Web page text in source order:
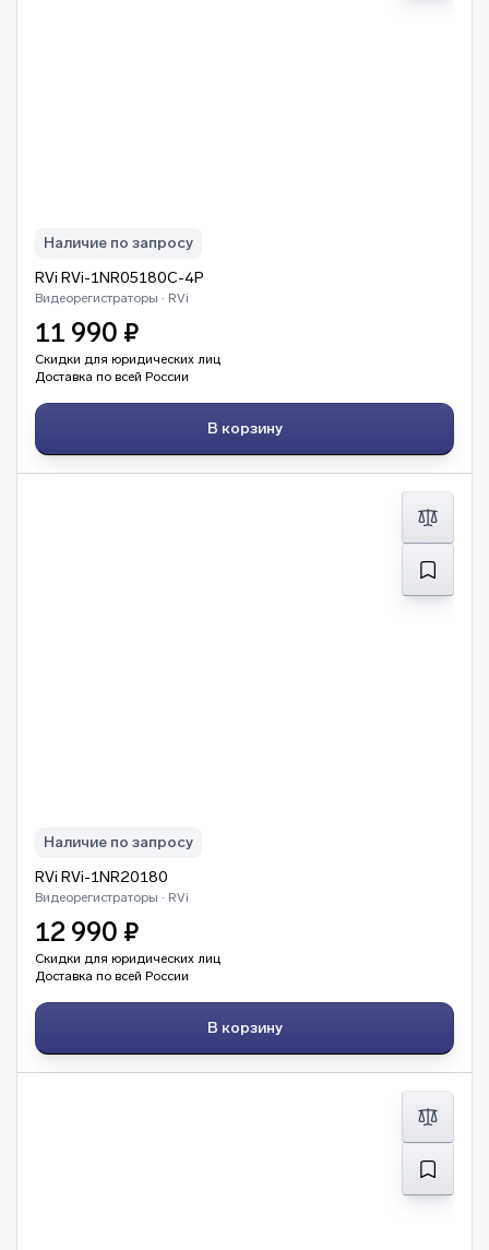
Наличие по запросу
RVi RVi-1NR05180C-4P
Видеорегистраторы · RVi
11 990 ₽
Скидки для юридических лиц
Доставка по всей России
В корзину
Наличие по запросу
RVi RVi-1NR20180
Видеорегистраторы · RVi
12 990 ₽
Скидки для юридических лиц
Доставка по всей России
В корзину